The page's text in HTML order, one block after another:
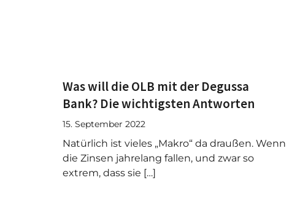
Was will die OLB mit der Degussa
Bank? Die wichtigsten Antworten
15. September 2022
Natürlich ist vieles „Makro“ da draußen. Wenn
die Zinsen jahrelang fallen, und zwar so
extrem, dass sie […]